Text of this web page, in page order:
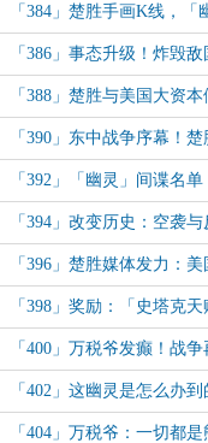
件！这「幽灵」是大佬！巨
「384」楚胜手画K线，「
光引发国际原油、黄金大涨
「386」事态升级！炸毁
司令部，国际再震动！
「388」楚胜与美国大资
盟！进入美国顶流资本！
「390」东中战争序幕！
一苦美国，好处我来拿！
「392」「幽灵」间谍名
猫行动！美国进入战备状态
「394」改变历史：空袭与
轰炸敌国第一海港！损失惨
「396」楚胜媒体发力：
不敢谴责，我敢！尤人气炸
「398」奖励：「史塔克天
全世界看热闹：美国它退缩
「400」万税爷发癫！战争
幽灵和波斯猫的合作大单！
「402」这幽灵是怎么办
角大楼都急了！
「404」万税爷：一切都